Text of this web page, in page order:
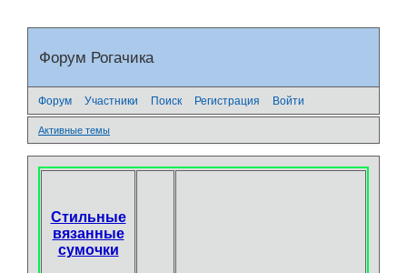
Форум Рогачика
Форум Участники Поиск Регистрация Войти
Активные темы
Стильные
вязанные
сумочки